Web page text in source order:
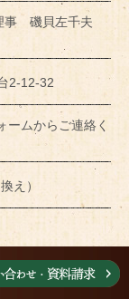
事 磯貝左千夫
2-12-32
ームからご連絡く
え）